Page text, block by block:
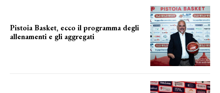
Pistoia Basket, ecco il programma degli
allenamenti e gli aggregati